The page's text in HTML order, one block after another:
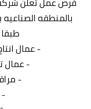
بالمنطقه
- عمال
- عمال
-